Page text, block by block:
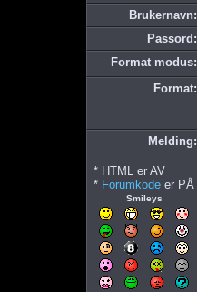
Brukernavn:
Passord:
Format modus:
Format:
Melding:
* HTML er AV
* Forumkode er PÅ
Smileys